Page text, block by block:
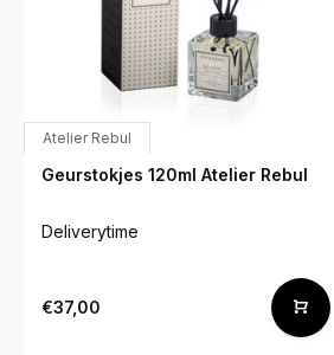
Atelier Rebul
Geurstokjes 120ml Atelier Rebul
Deliverytime
€37,00